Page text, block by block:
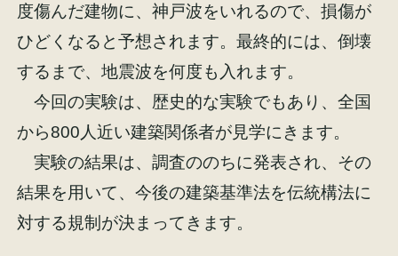
度傷んだ建物に、神戸波をいれるので、損傷が
ひどくなると予想されます。最終的には、倒壊
するまで、地震波を何度も入れます。
今回の実験は、歴史的な実験でもあり、全国
から800人近い建築関係者が見学にきます。
実験の結果は、調査ののちに発表され、その
結果を用いて、今後の建築基準法を伝統構法に
対する規制が決まってきます。
会社概要
スタッフ紹介
家づくりコラム